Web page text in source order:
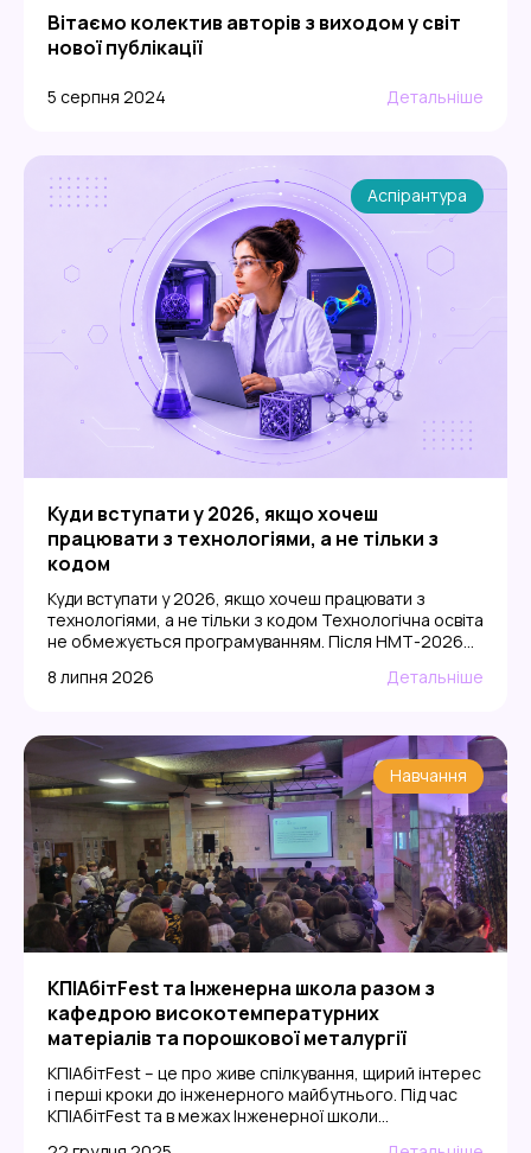
Вітаємо колектив авторів з виходом у світ
нової публікації
5 серпня 2024 Детальніше
Аспірантура
Куди вступати у 2026, якщо хочеш
працювати з технологіями, а не тільки з
кодом
Куди вступати у 2026, якщо хочеш працювати з
технологіями, а не тільки з кодом Технологічна освіта
не обмежується програмуванням. Після НМТ-2026
інженерні спеціальності, де цифрові інструменти
виробництвом. Тому питання куди вступати, якщо
подобаються технології варто розглядати ширше: чи
[…]
8 липня 2026 Детальніше
Навчання
КПІАбітFest та Інженерна школа разом з
кафедрою високотемпературних
матеріалів та порошкової металургії
КПІАбітFest – це про живе спілкування, щирий інтерес
і перші кроки до інженерного майбутнього. Під час
КПІАбітFest та в межах Інженерної школи